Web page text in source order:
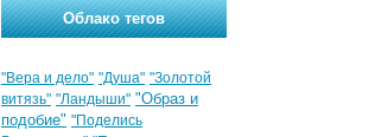
Облако тегов
"Вера и дело" "Душа" "Золотой
витязь" "Ландыши" "Образ и
подобие" "Поделись